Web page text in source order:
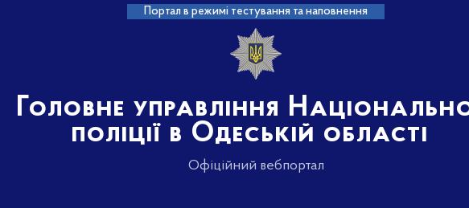
Портал в режимі тестування та наповнення
Головне управління
поліції в Одеській області
Офіційний вебпортал